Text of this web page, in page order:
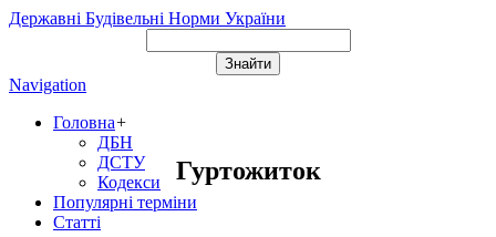
Державні Будівельні Норми України
Navigation
Головна+
ДБН
ДСТУ
Кодекси
Популярні терміни
Статті
Гуртожиток